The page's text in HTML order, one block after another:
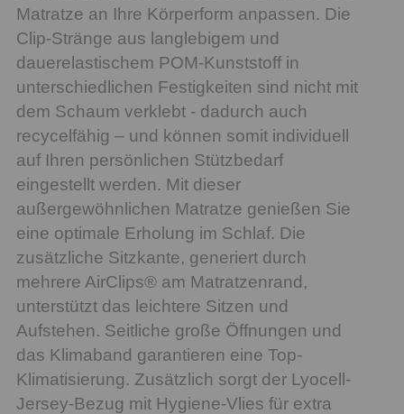
Matratze an Ihre Körperform anpassen. Die
Clip-Stränge aus langlebigem und
dauerelastischem POM-Kunststoff in
unterschiedlichen Festigkeiten sind nicht mit
dem Schaum verklebt - dadurch auch
recycelfähig – und können somit individuell
auf Ihren persönlichen Stützbedarf
eingestellt werden. Mit dieser
außergewöhnlichen Matratze genießen Sie
eine optimale Erholung im Schlaf. Die
zusätzliche Sitzkante, generiert durch
mehrere AirClips® am Matratzenrand,
unterstützt das leichtere Sitzen und
Aufstehen. Seitliche große Öffnungen und
das Klimaband garantieren eine Top-
Klimatisierung. Zusätzlich sorgt der Lyocell-
Jersey-Bezug mit Hygiene-Vlies für extra